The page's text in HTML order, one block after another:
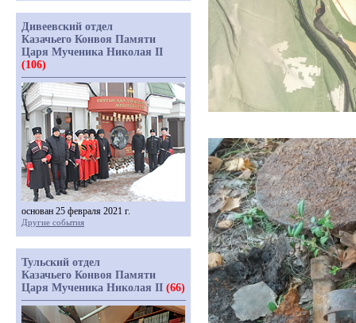
Дивеевский отдел
Казачьего Конвоя Памяти
Царя Мученика Николая II
(106)
основан 25 февраля 2021 г.
Другие события
Тульский отдел
Казачьего Конвоя Памяти
Царя Мученика Николая II (66)